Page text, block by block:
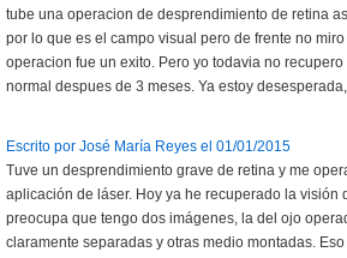
tube una operacion de desprendimiento de retina
por lo que es el campo visual pero de frente no
operacion fue un exito. Pero yo todavia no
normal despues de 3 meses. Ya estoy desesperada,
Escrito por José María Reyes el 01/01/2015
Tuve un desprendimiento grave de retina y me
aplicación de láser. Hoy ya he recuperado la visión
preocupa que tengo dos imágenes, la del ojo
claramente separadas y otras medio montadas.